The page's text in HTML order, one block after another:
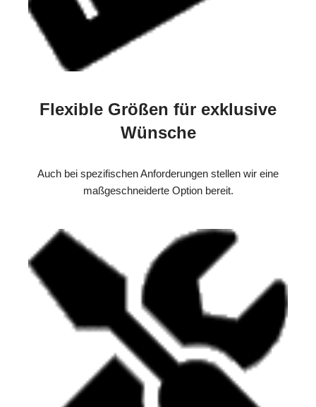
Flexible Größen für exklusive
Wünsche
Auch bei spezifischen Anforderungen stellen wir eine
maßgeschneiderte Option bereit.